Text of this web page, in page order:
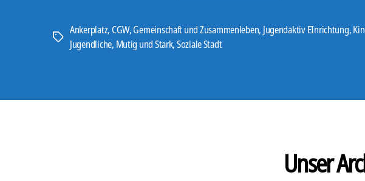
im
Schlagwörter
Ankerplatz,CGW,Gemeinschaft und Zusammenleben, Jugendaktiv EInrichtung,
Jugendliche, Mutig und Stark,Soziale Stadt
Unser